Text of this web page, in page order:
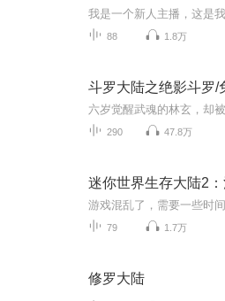
88 1.8万
斗罗大陆之绝影斗罗/
290 47.8万
迷你世界生存大陆2
79 1.7万
修罗大陆